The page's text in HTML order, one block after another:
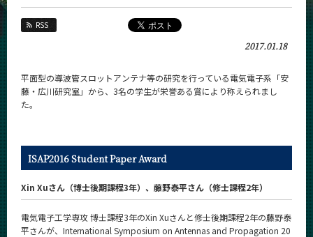
RSS
2017.01.18
平面型の導波管スロットアンテナ等の研究を行っている電気電子系「安
藤・広川研究室」から、3名の学生が栄誉ある賞により称えられまし
た。
ISAP2016 Student Paper Award
Xin Xuさん（博士後期課程3年）、藤野泰平さん（修士課程2年）
電気電子工学専攻 博士課程3年のXin Xuさんと修士後期課程2年の藤野泰
平さんが、International Symposium on Antennas and Propagation 20
教員・研究室
Faculty and Laboratories
入学案内
News
News 一覧
カテゴリ別
課程別